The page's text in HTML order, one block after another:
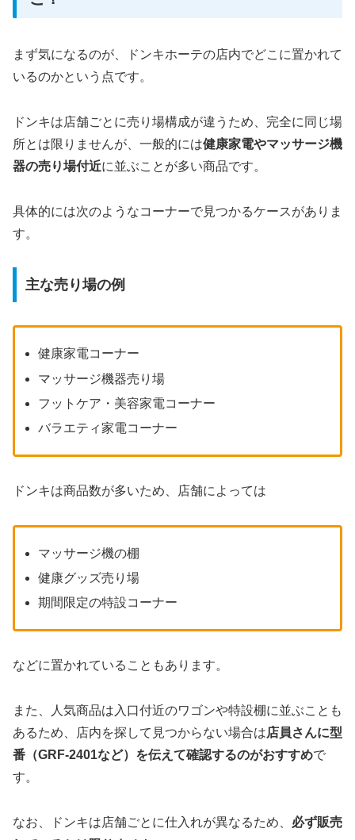
まず気になるのが、ドンキホーテの店内でどこに置かれて
いるのかという点です。
ドンキは店舗ごとに売り場構成が違うため、完全に同じ場
所とは限りませんが、一般的には健康家電やマッサージ機
器の売り場付近に並ぶことが多い商品です。
具体的には次のようなコーナーで見つかるケースがありま
す。
主な売り場の例
健康家電コーナー
マッサージ機器売り場
フットケア・美容家電コーナー
バラエティ家電コーナー
ドンキは商品数が多いため、店舗によっては
マッサージ機の棚
健康グッズ売り場
期間限定の特設コーナー
などに置かれていることもあります。
また、人気商品は入口付近のワゴンや特設棚に並ぶことも
あるため、店内を探して見つからない場合は店員さんに型
番（GRF-2401など）を伝えて確認するのがおすすめで
す。
なお、ドンキは店舗ごとに仕入れが異なるため、 必ず販売